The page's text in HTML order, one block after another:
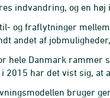
indvandring, og en
og fraflytninger
andet af
hele Danmark rammer
har det vist sig, at
bruger